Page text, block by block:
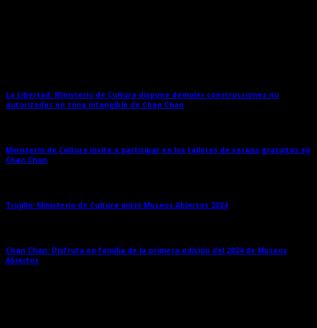
La Libertad: Ministerio de Cultura dispone demoler construcciones no
autorizadas en zona intangible de Chan Chan
Ministerio de Cultura invita a participar en los talleres de verano gratuitos en
Chan Chan
Trujillo: Ministerio de Cultura inició Museos Abiertos 2024
Chan Chan: Disfruta en familia de la primera edición del 2024 de Museos
Abiertos